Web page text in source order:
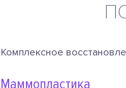
Комплексное
Маммопластика